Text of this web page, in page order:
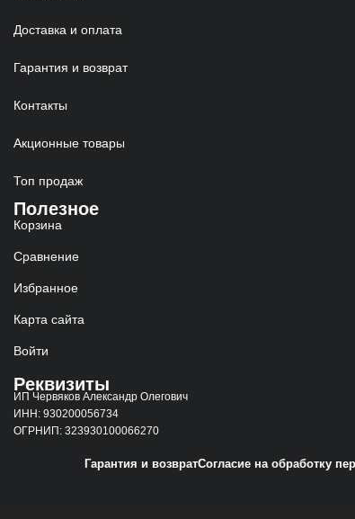
Доставка и оплата
Гарантия и возврат
Контакты
Акционные товары
Топ продаж
Полезное
Корзина
Сравнение
Избранное
Карта сайта
Войти
Реквизиты
ИП Червяков Александр Олегович
ИНН: 930200056734
ОГРНИП: 323930100066270
Гарантия и возвратСогласие на обработку